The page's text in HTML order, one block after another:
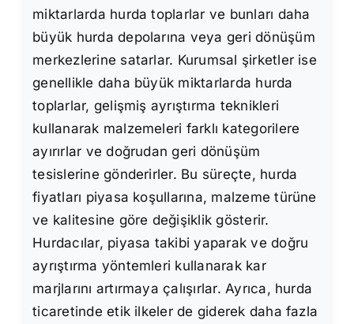
miktarlarda hurda toplarlar ve bunları daha
büyük hurda depolarına veya geri dönüşüm
merkezlerine satarlar. Kurumsal şirketler ise
genellikle daha büyük miktarlarda hurda
toplarlar, gelişmiş ayrıştırma teknikleri
kullanarak malzemeleri farklı kategorilere
ayırırlar ve doğrudan geri dönüşüm
tesislerine gönderirler. Bu süreçte, hurda
fiyatları piyasa koşullarına, malzeme türüne
ve kalitesine göre değişiklik gösterir.
Hurdacılar, piyasa takibi yaparak ve doğru
ayrıştırma yöntemleri kullanarak kar
marjlarını artırmaya çalışırlar. Ayrıca, hurda
ticaretinde etik ilkeler de giderek daha fazla